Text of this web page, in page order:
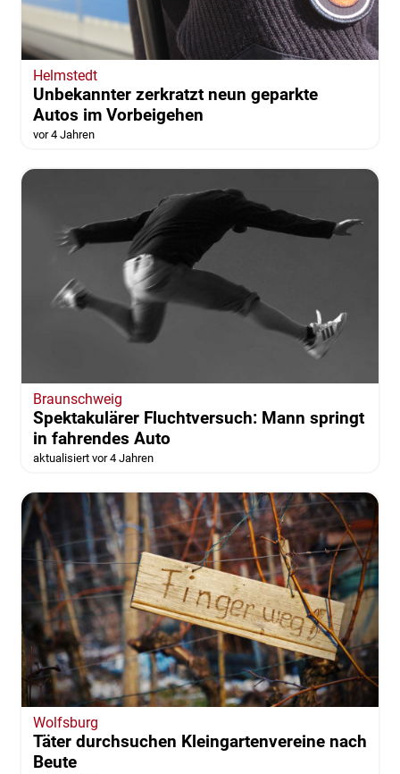
Helmstedt
Unbekannter zerkratzt neun geparkte
Autos im Vorbeigehen
vor 4 Jahren
Braunschweig
Spektakulärer Fluchtversuch: Mann springt
in fahrendes Auto
aktualisiert vor 4 Jahren
Wolfsburg
Täter durchsuchen Kleingartenvereine nach
Beute